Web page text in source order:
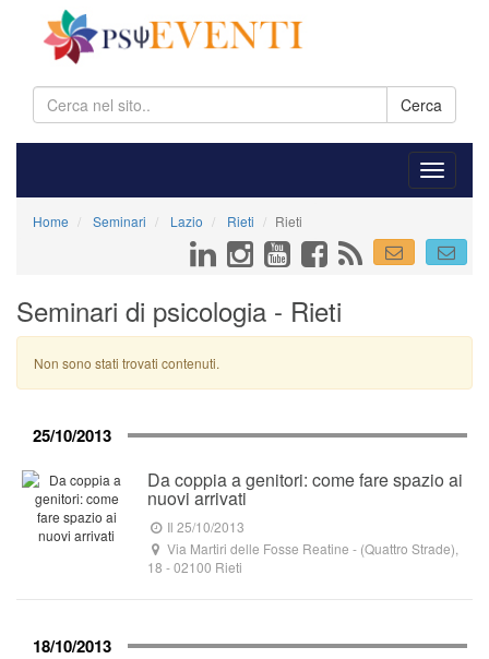
Cerca
Home Seminari Lazio Rieti Rieti
Seminari di psicologia - Rieti
Non sono stati trovati contenuti.
25/10/2013
Da coppia a genitori: come fare spazio ai
nuovi arrivati
Il 25/10/2013
Via Martiri delle Fosse Reatine - (Quattro Strade),
18 -02100 Rieti
18/10/2013